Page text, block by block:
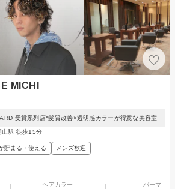
MICHI
受賞系列店*髪質改善×透明感カラーが得意な美容室
山駅 徒歩15分
貯まる・使える メンズ歓迎
ヘアカラー パーマ